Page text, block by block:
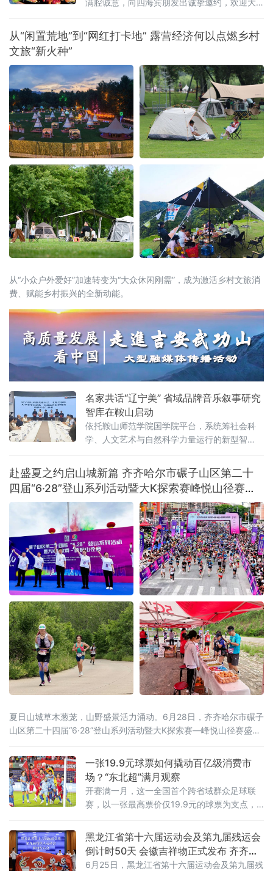
地道齐市烤肉，感受这座城市独有的市井韵味
与待客温情。
从“闲置荒地”到“网红打卡地” 露营经济何以点燃乡村
文旅“新火种”
从“小众户外爱好”加速转变为“大众休闲刚需”，成为激活乡村文旅消
费、赋能乡村振兴的全新动能。
名家共话“辽宁美” 省域品牌音乐叙事研究
智库在鞍山启动
依托鞍山师范学院国学院平台，系统筹社会科
学、人文艺术与自然科学力量运行的新型智
围绕新大众文艺、古典音乐、传统文化、地域
文化及诵读传播五大方向深耕细作，着力补齐
国内音乐叙事系统化研究短板，形成有组织科
研模式。
赴盛夏之约启山城新篇 齐齐哈尔市碾子山区第二十
四届“6·28”登山系列活动暨大K探索赛峰悦山径赛激
情开赛
夏日山城草木葱茏，山野盛景活力涌动。6月28日，齐齐哈尔市碾子
山区第二十四届“6·28”登山系列活动暨大K探索赛—峰悦山径赛盛大
文广旅游局、市体育局、市融媒体中心鼎力支持，区文广旅游局、
齐齐哈尔圣金旅游发展有限公司承办，辽宁维思天品体育发展有限
公司专业运营。二十四年
一张19.9元球票如何撬动百亿级消费市
场？“东北超”满月观察
开赛满一月，这一全国首个跨省域群众足球联
赛，以一张最高票价仅19.9元的球票为支点，
济”：一张球票变成“旅行通行证”“东北超”是全国
首个由辽吉黑蒙联合主办的群众足球赛事，沈
阳、大
黑龙江省第十六届运动会及第九届残运会
倒计时50天 会徽吉祥物正式发布 齐齐哈
尔时隔26年再迎省级顶级赛事
6月25日，黑龙江省第十六届运动会及第九届残